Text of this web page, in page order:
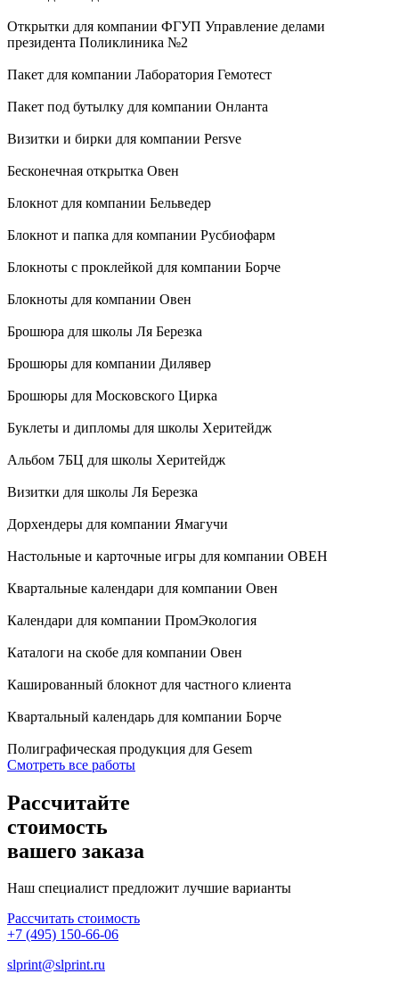
Открытки для компании ФГУП Управление делами
президента Поликлиника №2
Пакет для компании Лаборатория Гемотест
Пакет под бутылку для компании Онланта
Визитки и бирки для компании Persve
Бесконечная открытка Овен
Блокнот для компании Бельведер
Блокнот и папка для компании Русбиофарм
Блокноты с проклейкой для компании Борче
Блокноты для компании Овен
Брошюра для школы Ля Березка
Брошюры для компании Дилявер
Брошюры для Московского Цирка
Буклеты и дипломы для школы Херитейдж
Альбом 7БЦ для школы Херитейдж
Визитки для школы Ля Березка
Дорхендеры для компании Ямагучи
Настольные и карточные игры для компании ОВЕН
Квартальные календари для компании Овен
Календари для компании ПромЭкология
Каталоги на скобе для компании Овен
Кашированный блокнот для частного клиента
Квартальный календарь для компании Борче
Полиграфическая продукция для Gesem
Смотреть все работы
Рассчитайте
стоимость
вашего заказа
Наш специалист предложит лучшие варианты
Рассчитать стоимость
+7 (495) 150-66-06
slprint@slprint.ru